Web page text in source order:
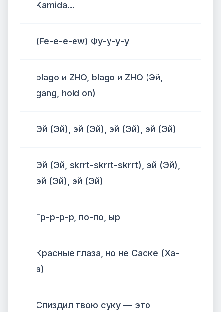
Kamida…
(Fe-e-e-ew) Фу-у-у-у
​blago и ZHO, blago и ZHO (Эй,
gang, hold on)
Эй (Эй), эй (Эй), эй (Эй), эй (Эй)
Эй (Эй, skrrt-skrrt-skrrt), эй (Эй),
эй (Эй), эй (Эй)
Гр-р-р-р, по-по, ыр
Красные глаза, но не Саске (Ха-
а)
Спиздил твою суку — это